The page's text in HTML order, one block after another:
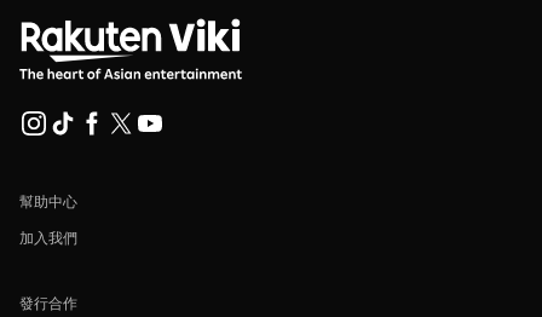
幫助中心
加入我們
發行合作